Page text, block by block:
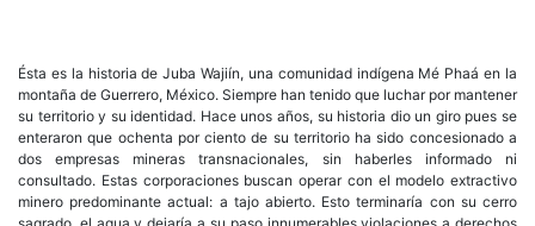
Ésta es la historia de Juba Wajiín, una comunidad indígena Mé Phaá en la
montaña de Guerrero, México. Siempre han tenido que luchar por mantener
su territorio y su identidad. Hace unos años, su historia dio un giro pues se
enteraron que ochenta por ciento de su territorio ha sido concesionado a
dos empresas mineras transnacionales, sin haberles informado ni
consultado. Estas corporaciones buscan operar con el modelo extractivo
minero predominante actual: a tajo abierto. Esto terminaría con su cerro